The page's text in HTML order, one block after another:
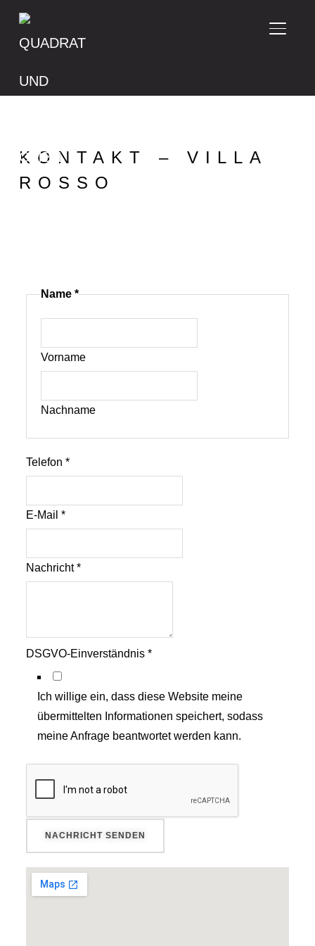
KONTAKT – VILLA
ROSSO
Name *
Vorname
Nachname
Telefon *
E-Mail *
Nachricht*
DSGVO-Einverständnis *
Ich willige ein, dass diese Website meine
übermittelten Informationen speichert, sodass
meine Anfrage beantwortet werden kann.
NACHRICHT SENDEN